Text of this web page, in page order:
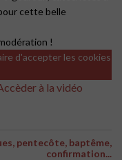
cette belle
!
d'accepter les cookies
à la vidéo
pentecôte, baptême,
confirmation...